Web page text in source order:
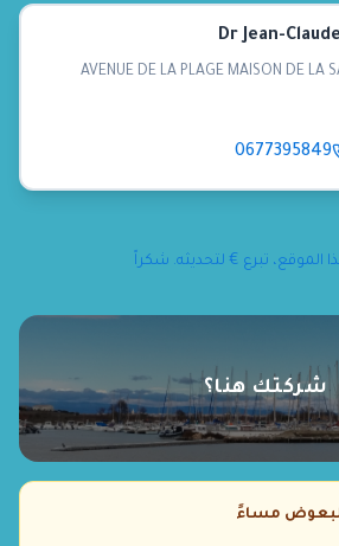
Dr Jean-
AVENUE DE LA PLAGE MAISON DE LA
0677395849
الموقع، تبرع € لتحديثه. شكراً
شركتك هنا؟
مساءً